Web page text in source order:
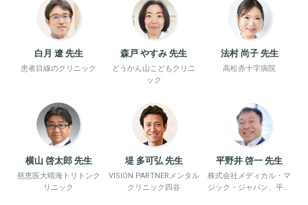
白月 遼 先生
患者目線のクリニック
森戸 やすみ 先生
どうかん山こどもクリニ
ック
法村 尚子 先生
高松赤十字病院
横山 啓太郎 先生
慈恵医大晴海トリトンク
リニック
堤 多可弘 先生
VISION PARTNERメンタル
クリニック四谷
平野井 啓一 先生
株式会社メディカル・マ
ジック・ジャパン、平野